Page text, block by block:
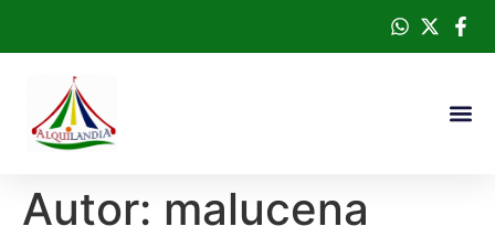
Autor: malucena